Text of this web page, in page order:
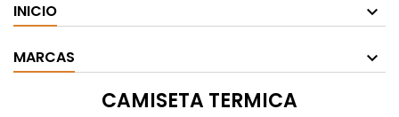
INICIO
MARCAS
CAMISETA TERMICA